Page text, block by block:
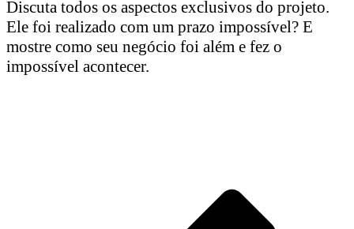
Discuta todos os aspectos exclusivos do projeto.
Ele foi realizado com um prazo impossível? E
mostre como seu negócio foi além e fez o
impossível acontecer.